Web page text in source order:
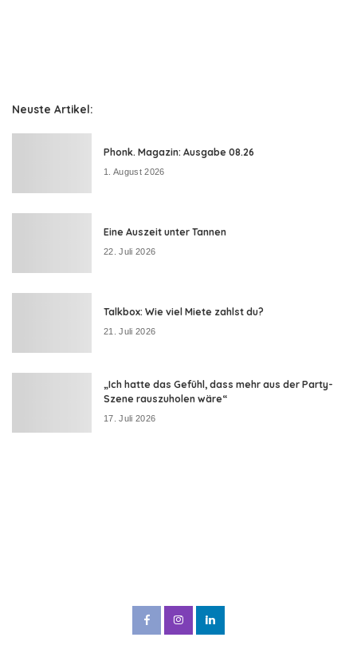
Neuste Artikel:
Phonk. Magazin: Ausgabe 08.26
1. August 2026
Eine Auszeit unter Tannen
22. Juli 2026
Talkbox: Wie viel Miete zahlst du?
21. Juli 2026
„Ich hatte das Gefühl, dass mehr aus der Party-
Szene rauszuholen wäre“
17. Juli 2026